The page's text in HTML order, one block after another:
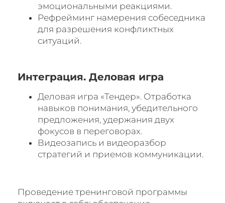
эмоциональными реакциями.
Рефрейминг намерения собеседника
для разрешения конфликтных
ситуаций.
Интеграция. Деловая игра
Деловая игра «Тендер». Отработка
навыков понимания, убедительного
предложения, удержания двух
фокусов в переговорах.
Видеозапись и видеоразбор
стратегий и приемов коммуникации.
Проведение тренинговой программы